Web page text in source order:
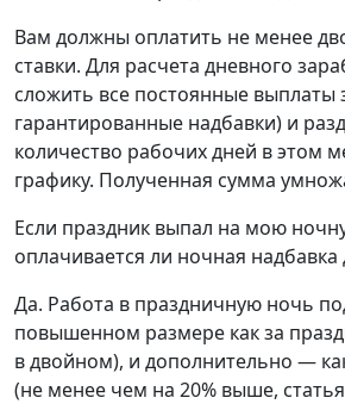
Вам должны оплатить не менее
ставки. Для расчета дневного
сложить все постоянные выплаты
гарантированные надбавки) и
количество рабочих дней в этом
графику. Полученная сумма
Если праздник выпал на мою
оплачивается ли ночная
Да. Работа в праздничную ночь
повышенном размере как за
в двойном), и дополнительно —
(не менее чем на 20% выше,